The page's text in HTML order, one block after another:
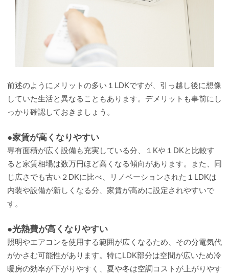
前述のようにメリットの多い１LDKですが、引っ越し後に想像
していた生活と異なることもあります。デメリットも事前にし
っかり確認しておきましょう。
●家賃が高くなりやすい
専有面積が広く設備も充実している分、１Kや１DKと比較す
ると家賃相場は数万円ほど高くなる傾向があります。また、同
じ広さでも古い２DKに比べ、リノベーションされた１LDKは
内装や設備が新しくなる分、家賃が高めに設定されやすいで
す。
●光熱費が高くなりやすい
照明やエアコンを使用する範囲が広くなるため、その分電気代
がかさむ可能性があります。特にLDK部分は空間が広いため冷
暖房の効率が下がりやすく、夏や冬は空調コストが上がりやす